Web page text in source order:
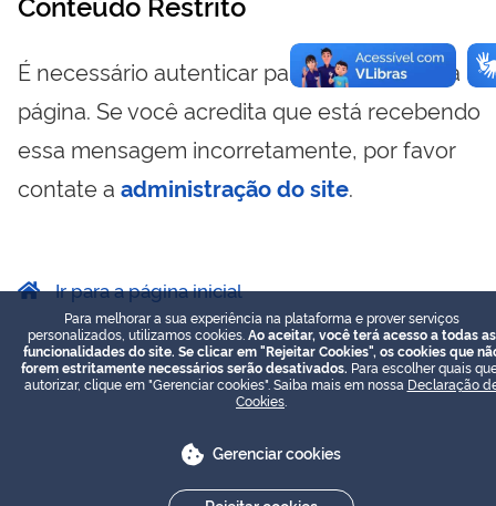
É necessário autenticar para visualizar essa
página. Se você acredita que está recebendo
essa mensagem incorretamente, por favor
contate a administração do site.
Ir para a página inicial
Para melhorar a sua experiência na plataforma e prover serviços
personalizados, utilizamos cookies. Ao aceitar, você terá acesso a todas as
funcionalidades do site. Se clicar em "Rejeitar Cookies", os cookies que
forem estritamente necessários serão desativados. Para escolher quais
autorizar, clique em "Gerenciar cookies". Saiba mais em nossa Declaração
Cookies
Gerenciar cookies